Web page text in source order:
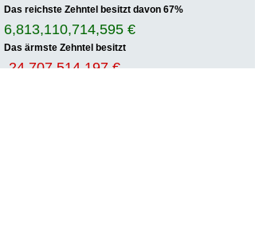
Das reichste Zehntel besitzt davon 67%
6,813,110,715,066 €
Das ärmste Zehntel besitzt
-24,707,514,199 €